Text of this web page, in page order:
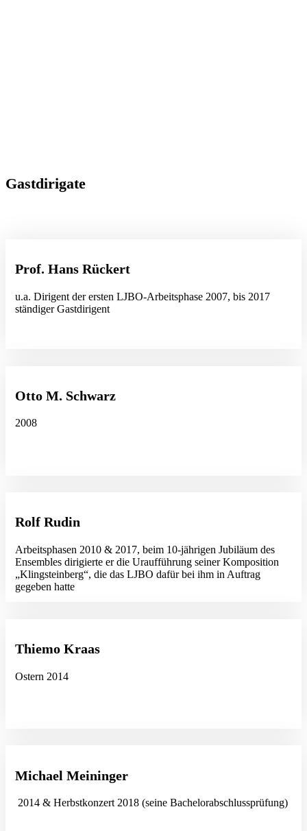
Gastdirigate
Prof. Hans Rückert
u.a. Dirigent der ersten LJBO-Arbeitsphase 2007, bis 2017
ständiger Gastdirigent
Otto M. Schwarz
2008
Rolf Rudin
Arbeitsphasen 2010 & 2017, beim 10-jährigen Jubiläum des
Ensembles dirigierte er die Uraufführung seiner Komposition
„Klingsteinberg“, die das LJBO dafür bei ihm in Auftrag
gegeben hatte
Thiemo Kraas
Ostern 2014
Michael Meininger
2014 & Herbstkonzert 2018 (seine Bachelorabschlussprüfung)